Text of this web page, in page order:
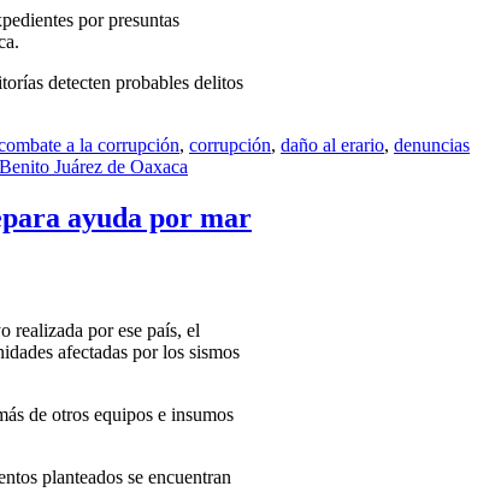
por presuntas
detecten probables delitos
a la corrupción, corrupción, daño al erario, denuncias
Juárez de Oaxaca
ayuda por mar
realizada por ese país, el
afectadas por los sismos
de otros equipos e insumos
planteados se encuentran